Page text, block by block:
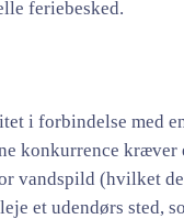
feriebesked.
i forbindelse med
konkurrence kræver
vandspild (hvilket
et udendørs sted,